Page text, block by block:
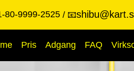
80-9999-2525 📧
Pris Adgang FAQ